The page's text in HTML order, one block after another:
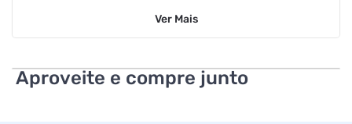
seus Copos Térmicos Termic para qualquer lugar, ou use-os
Powder Coating permite maior proteção contra arranhões e
amassados, prolongando o tempo de uso do produto e
Ver Mais
Aproveite e compre junto